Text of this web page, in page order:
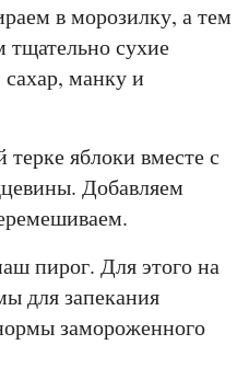
в морозилку, а тем
сухие
манку и
яблоки вместе с
Добавляем
пирог. Для этого на
для запекания
замороженного